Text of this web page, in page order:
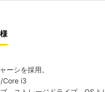
ーシを採用。
Core i3